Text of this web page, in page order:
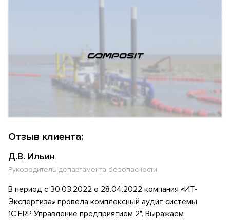
Отзыв клиента:
Д.В. Ильин
Руководитель департамента безопасности
В период с 30.03.2022 о 28.04.2022 компания «ИТ-
Экспертиза» провела комплексный аудит системы
1С:ERP Управление предприятием 2". Выражаем